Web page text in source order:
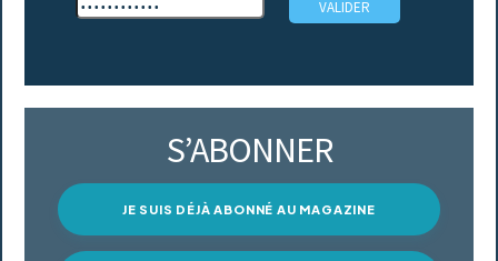
S’ABONNER
JE SUIS DÉJÀ ABONNÉ AU MAGAZINE